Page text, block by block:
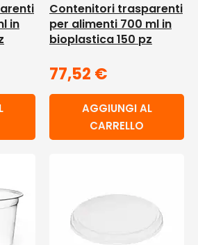
in
Contenitori trasparenti
per alimenti 700 ml in
bioplastica 150 pz
77,52 €
AGGIUNGI AL
CARRELLO